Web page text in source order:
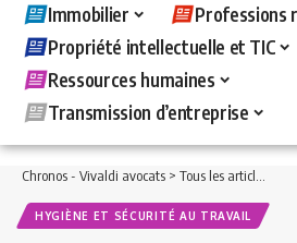
Immobilier
Professions
Propriété intellectuelle et TIC
Ressources humaines
Transmission d’entreprise
Chronos - Vivaldi avocats > Tous les articles
HYGIÈNE ET SÉCURITÉ AU TRAVAIL